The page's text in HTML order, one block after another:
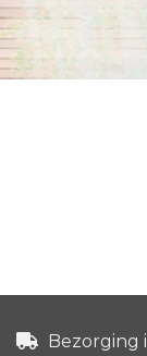
Bezorging